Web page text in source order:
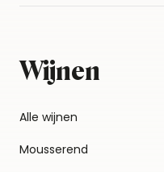
Wijnen
Alle wijnen
Mousserend